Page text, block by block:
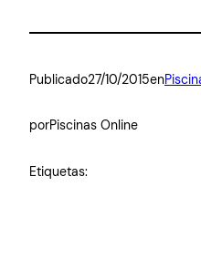
Publicado27/10/2015en
porPiscinas Online
Etiquetas: